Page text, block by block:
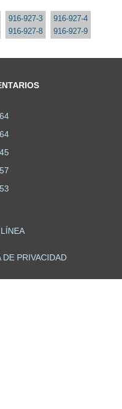
916-927-3
916-927-4
916-927-8 916-927-9
DE PRIVACIDAD